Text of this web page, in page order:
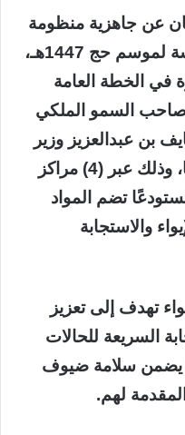
عن جاهزية منظومة
مراكز الإيواء بالمشاعر المقدسة لموسم حج 1447هـ،
في الخطة العامة
صاحب السمو الملكي
بن عبدالعزيز وزير
الداخلية رئيس لجنة الحج العليا، وذلك عبر (4) مراكز
إضافة إلى (11) مستودعًا تضم المواد
والاستجابة
تهدف إلى تعزيز
السريعة للحالات
يضمن سلامة ضيوف
لهم.